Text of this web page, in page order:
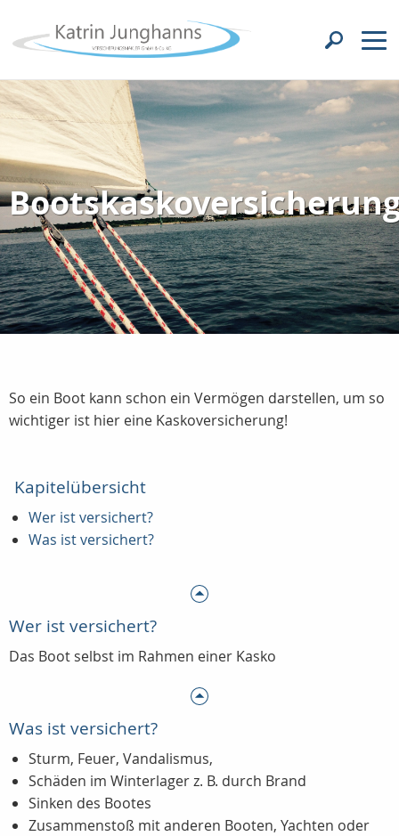
So ein Boot kann schon ein Vermögen darstellen, um so
wichtiger ist hier eine Kaskoversicherung!
Kapitelübersicht
Wer ist versichert?
Was ist versichert?
Wer ist versichert?
Das Boot selbst im Rahmen einer Kasko
Was ist versichert?
Sturm, Feuer, Vandalismus,
Schäden im Winterlager z. B. durch Brand
Sinken des Bootes
Zusammenstoß mit anderen Booten, Yachten oder